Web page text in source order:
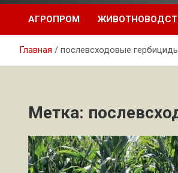
АГРОПРОМ
Главная послевсходовые
Метка: